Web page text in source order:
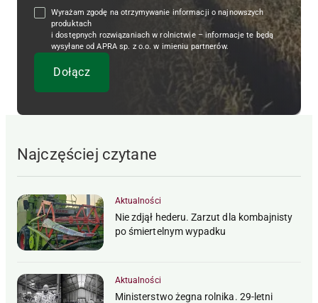
Wyrażam zgodę na otrzymywanie informacji o najnowszych
produktach
i dostępnych rozwiązaniach w rolnictwie – informacje te będą
wysyłane od APRA sp. z o.o. w imieniu partnerów.
Najczęściej czytane
Aktualności
Nie zdjął hederu. Zarzut dla kombajnisty
po śmiertelnym wypadku
Aktualności
Ministerstwo żegna rolnika. 29-letni